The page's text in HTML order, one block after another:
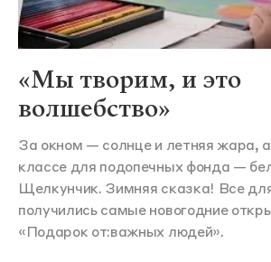
«Мы творим, и это
волшебство»
За окном — солнце и летняя жара,
классе для подопечных фонда —
Щелкунчик. Зимняя сказка! Все
получились самые новогодние
«Подарок от:важных людей».